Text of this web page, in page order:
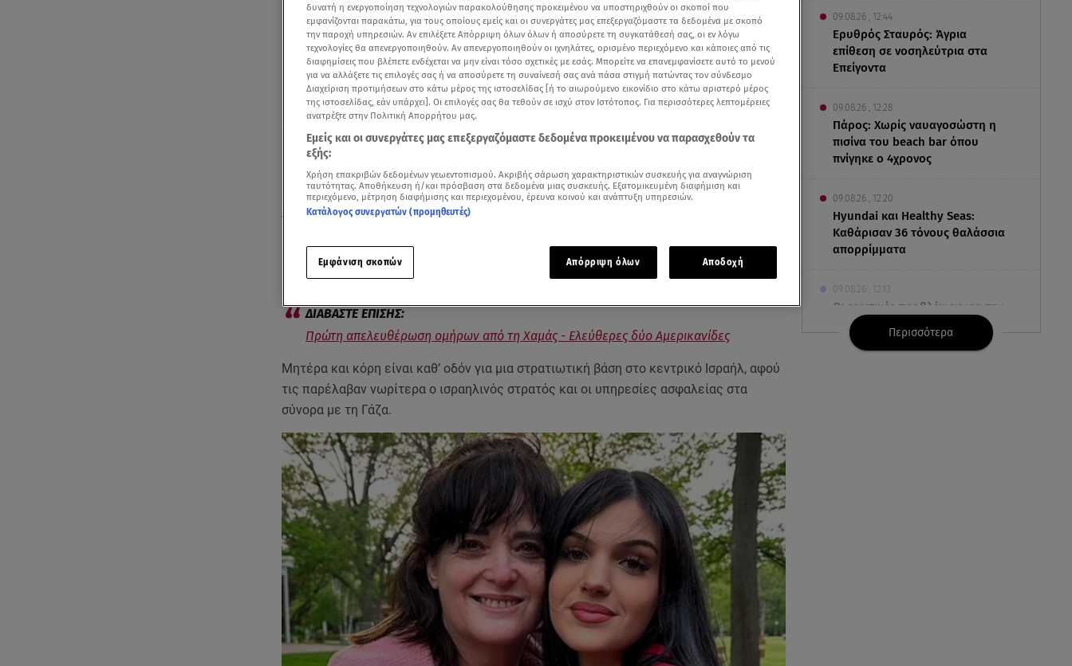
09.08.26 , 12:44
Ερυθρός Σταυρός: Άγρια
επίθεση σε νοσηλεύτρια στα
Επείγοντα
09.08.26 , 12:28
Πάρος: Χωρίς ναυαγοσώστη η
πισίνα του beach bar όπου
πνίγηκε ο 4χρονος
09.08.26 , 12:20
Hyundai και Healthy Seas:
Καθάρισαν 36 τόνους θαλάσσια
απορρίμματα
09.08.26 , 12:13
Οι ερωτικές προβλέψεις για την
εβδομάδα 10/08/2026 -
16/08/2026
Περισσότερα
Δείτε περισσότερα άρθρα μας στα αποτελέσματα αναζήτησης
Add star.gr on Google
Απελευθερώθηκαν από τη Χαμάς οι πρώτες δύο όμηροι / Κεντρικό δελτίο ειδήσεων Star
Οι δύο Αμερικανίδες που αφέθηκαν ελεύθερες από τη Χαμάς
στη Γάζα, έφτασαν στο
Ισραήλ
, ανακοίνωσε το γραφείο του πρωθυπουργού Μπενιαμίν Νετανιάχου.
Πρώτη απελευθέρωση ομήρων από τη Χαμάς - Ελεύθερες δύο Αμερικανίδες
Μητέρα και κόρη είναι καθ’ οδόν για μια στρατιωτική βάση στο κεντρικό Ισραήλ, αφού
τις παρέλαβαν νωρίτερα ο ισραηλινός στρατός και οι υπηρεσίες ασφαλείας στα
σύνορα με τη Γάζα.
δυνατή η ενεργοποίηση τεχνολογιών παρακολούθησης προκειμένου να υποστηριχθούν οι σκοποί που
εμφανίζονται παρακάτω, για τους οποίους εμείς και οι συνεργάτες μας επεξεργαζόμαστε τα δεδομένα με σκοπό
την παροχή υπηρεσιών. Αν επιλέξετε Απόρριψη όλων όλων ή αποσύρετε τη συγκατάθεσή σας, οι εν λόγω
τεχνολογίες θα απενεργοποιηθούν. Αν απενεργοποιηθούν οι ιχνηλάτες, ορισμένο περιεχόμενο και κάποιες από τις
διαφημίσεις που βλέπετε ενδέχεται να μην είναι τόσο σχετικές με εσάς. Μπορείτε να επανεμφανίσετε αυτό το μενού
για να αλλάξετε τις επιλογές σας ή να αποσύρετε τη συναίνεσή σας ανά πάσα στιγμή πατώντας τον σύνδεσμο
Διαχείριση προτιμήσεων στο κάτω μέρος της ιστοσελίδας [ή το αιωρούμενο εικονίδιο στο κάτω αριστερό μέρος
της ιστοσελίδας, εάν υπάρχει]. Οι επιλογές σας θα τεθούν σε ισχύ στον Ιστότοπος. Για περισσότερες λεπτομέρειες
ανατρέξτε στην Πολιτική Απορρήτου μας.
Εμείς και οι συνεργάτες μας επεξεργαζόμαστε δεδομένα προκειμένου να παρασχεθούν τα
εξής:
Χρήση επακριβών δεδομένων γεωεντοπισμού. Ακριβής σάρωση χαρακτηριστικών συσκευής για αναγνώριση
ταυτότητας. Αποθήκευση ή/και πρόσβαση στα δεδομένα μιας συσκευής. Εξατομικευμένη διαφήμιση και
περιεχόμενο, μέτρηση διαφήμισης και περιεχομένου, έρευνα κοινού και ανάπτυξη υπηρεσιών.
Κατάλογος συνεργατών (προμηθευτές)
Εμφάνιση σκοπών Απόρριψη όλων Αποδοχή